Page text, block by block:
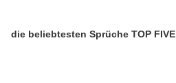
die beliebtesten Sprüche TOP FIVE